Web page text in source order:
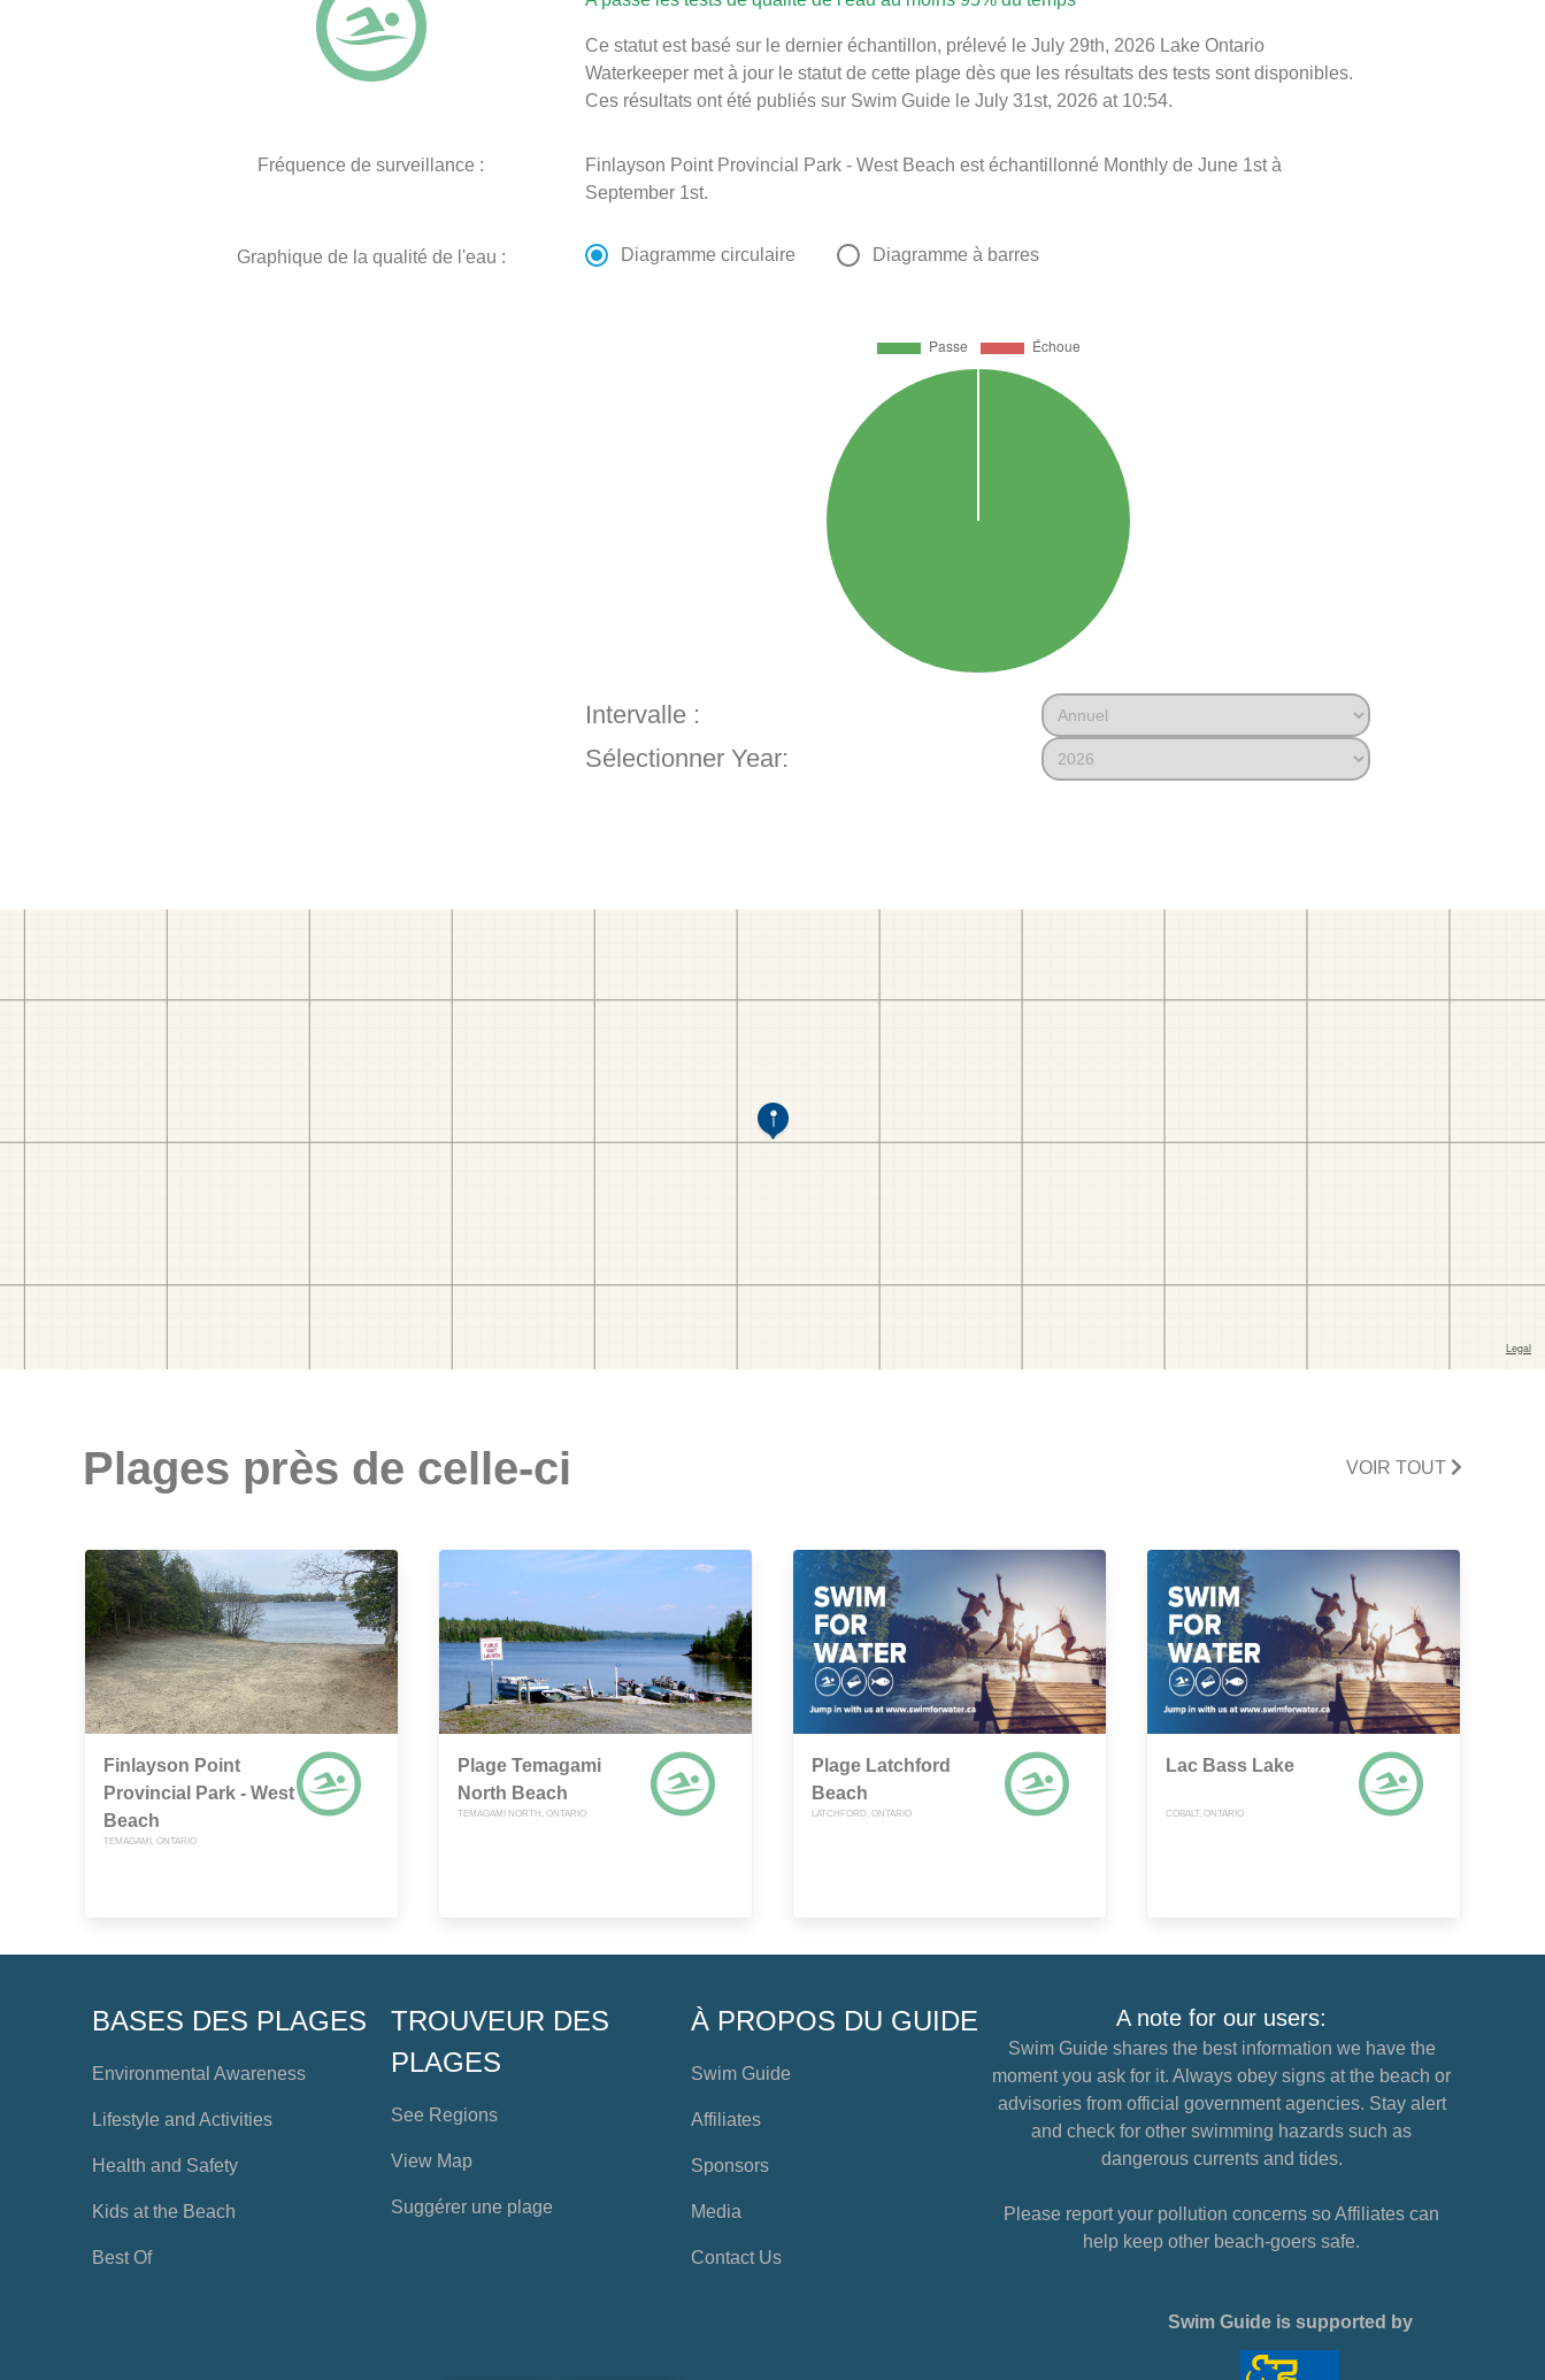
Ce statut est basé sur le dernier échantillon, prélevé le July 29th, 2026 Lake Ontario
Waterkeeper met à jour le statut de cette plage dès que les résultats des tests sont disponibles.
Ces résultats ont été publiés sur Swim Guide le July 31st, 2026 at 10:54.
Fréquence de surveillance :
Finlayson Point Provincial Park - West Beach est échantillonné Monthly de June 1st à
September 1st.
Graphique de la qualité de l'eau : Diagramme circulaire Diagramme à barres
Intervalle :
Sélectionner Year:
Plages près de celle-ci VOIR TOUT
Finlayson Point
Provincial Park - West
Beach
TEMAGAMI, ONTARIO
Plage Temagami
North Beach
TEMAGAMI NORTH, ONTARIO
Plage Latchford
Beach
LATCHFORD, ONTARIO
Lac Bass Lake
COBALT, ONTARIO
BASES DES PLAGES
Environmental Awareness
Lifestyle and Activities
Health and Safety
Kids at the Beach
Best Of
TROUVEUR DES
PLAGES
See Regions
View Map
Suggérer une plage
À PROPOS DU GUIDE
Swim Guide
Affiliates
Sponsors
Media
Contact Us
A note for our users:
Swim Guide shares the best information we have the
moment you ask for it. Always obey signs at the beach or
advisories from official government agencies. Stay alert
and check for other swimming hazards such as
dangerous currents and tides.
Please report your pollution concerns so Affiliates can
help keep other beach-goers safe.
Swim Guide is supported by